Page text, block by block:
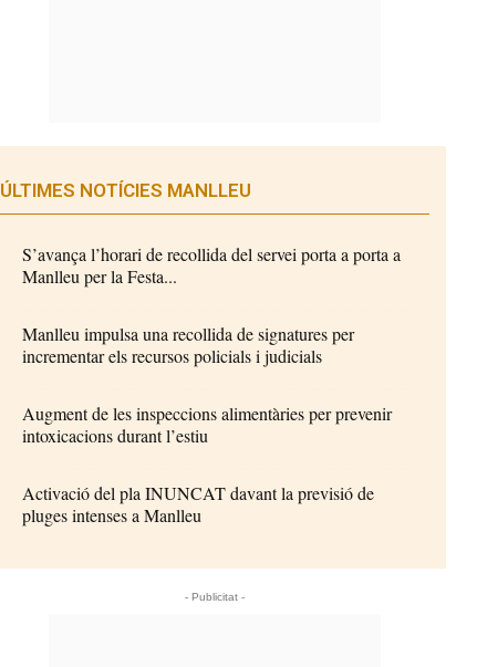
ÚLTIMES NOTÍCIES MANLLEU
S’avança l’horari de recollida del servei porta a porta a
Manlleu per la Festa...
Manlleu impulsa una recollida de signatures per
incrementar els recursos policials i judicials
Augment de les inspeccions alimentàries per prevenir
intoxicacions durant l’estiu
Activació del pla INUNCAT davant la previsió de
pluges intenses a Manlleu
- Publicitat -